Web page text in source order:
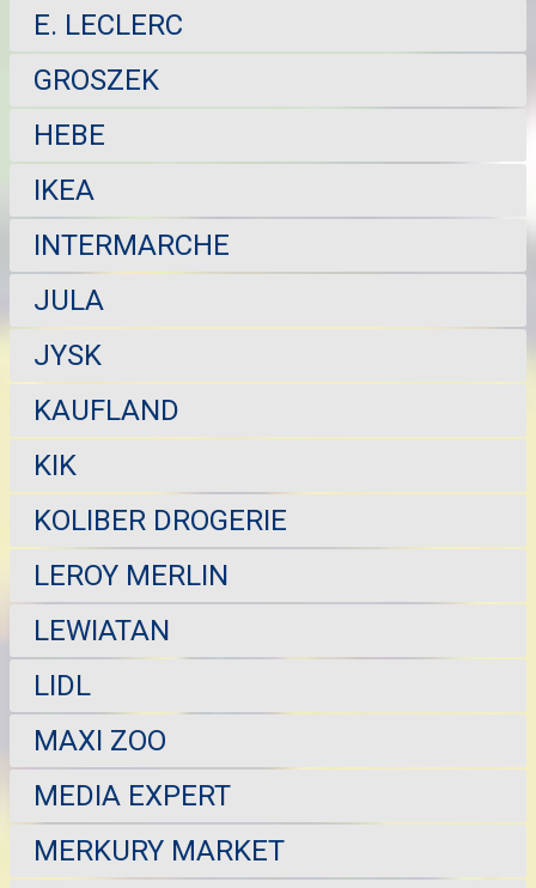
E. LECLERC
GROSZEK
HEBE
IKEA
INTERMARCHE
JULA
JYSK
KAUFLAND
KIK
KOLIBER DROGERIE
LEROY MERLIN
LEWIATAN
LIDL
MAXI ZOO
MEDIA EXPERT
MERKURY MARKET